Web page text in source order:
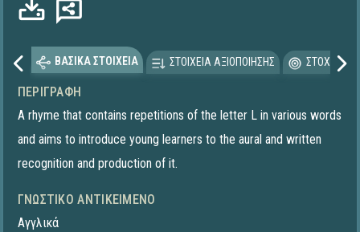
ΒΑΣΙΚΑ ΣΤΟΙΧΕΙΑ ΣΤΟΙΧΕΙΑ ΑΞΙΟΠΟΙΗΣΗΣ
ΠΕΡΙΓΡΑΦΉ
A rhyme that contains repetitions of the letter L in various words
and aims to introduce young learners to the aural and written
recognition and production of it.
ΓΝΩΣΤΙΚΌ ΑΝΤΙΚΕΊΜΕΝΟ
Αγγλικά